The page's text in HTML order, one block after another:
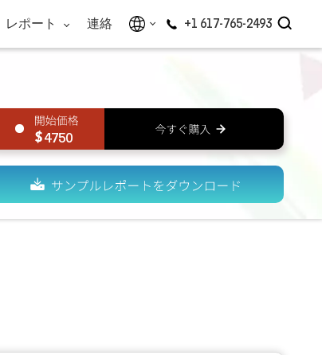
レポート 連絡 +1 617-765-2493
4750